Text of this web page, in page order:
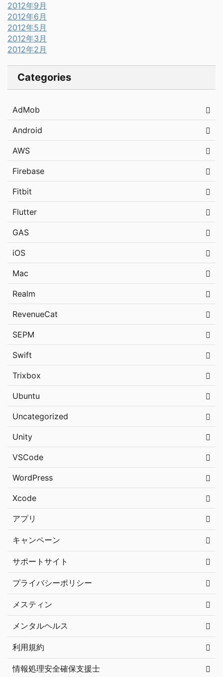
2012年9月
2012年6月
2012年5月
2012年3月
2012年2月
Categories
AdMob
Android
AWS
Firebase
Fitbit
Flutter
GAS
iOS
Mac
Realm
RevenueCat
SEPM
Swift
Trixbox
Ubuntu
Uncategorized
Unity
VSCode
WordPress
Xcode
アプリ
キャンペーン
サポートサイト
プライバシーポリシー
メスティン
メンタルヘルス
利用規約
情報処理安全確保支援士